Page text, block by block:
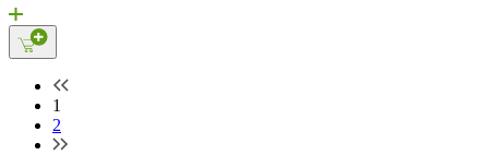
1
2